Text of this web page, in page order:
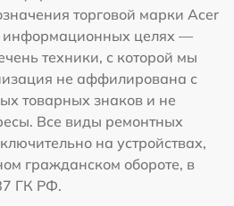
торговой марки Acer
информационных целях —
техники, с которой мы
не аффилирована с
товарных знаков и не
Все виды ремонтных
на устройствах,
гражданском обороте, в
ГК РФ.